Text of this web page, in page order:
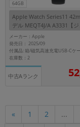
64GB
Apple Watch Series11
デル MEQT4J/A A3331【
ラックアルミニウムケース/
スポーツバンド(S/M)】
メーカー：Apple
発売日： 2025/09
在庫数：2
中古Aランク
« 1 2 ...